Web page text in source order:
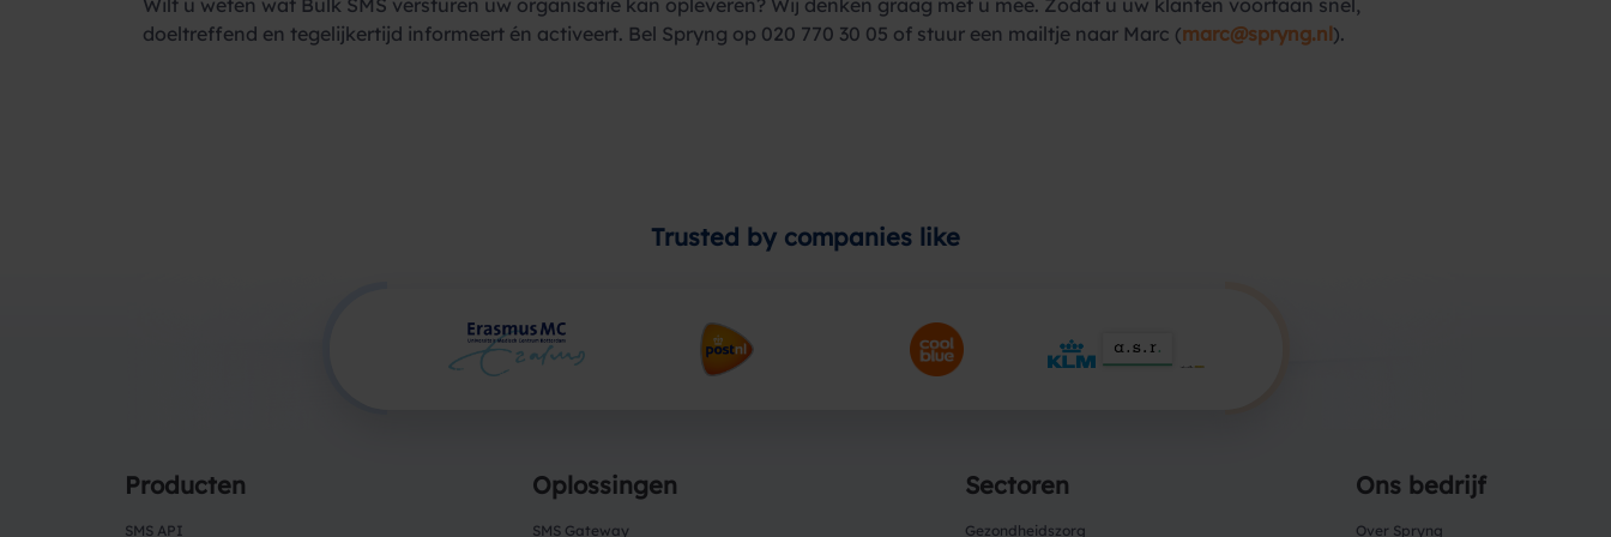
Wilt u weten wat Bulk SMS versturen uw organisatie kan opleveren? Wij denken graag met u mee. Zodat u uw klanten voortaan snel,
doeltreffend en tegelijkertijd informeert én activeert. Bel Spryng op 020 770 30 05 of stuur een mailtje naar Marc (marc@spryng.nl ).
Trusted by companies like
Producten
SMS API
Oplossingen
SMS Gateway
Sectoren
Gezondheidszorg
Ons bedrijf
Over Spryng